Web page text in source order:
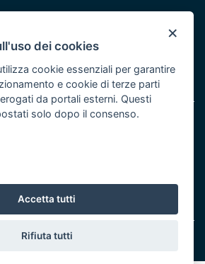
Civile Puglia
risorse del POR Puglia 2014/2020 -
© Regione Puglia
×
dei cookies
cookie essenziali per garantire
e cookie di terze parti
da portali esterni. Questi
solo dopo il consenso.
Accetta tutti
Rifiuta tutti